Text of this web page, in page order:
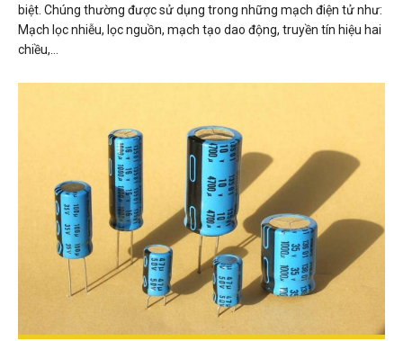
biệt. Chúng thường được sử dụng trong những mạch điện tử như:
Mạch lọc nhiễu, lọc nguồn, mạch tạo dao động, truyền tín hiệu hai
chiều,…